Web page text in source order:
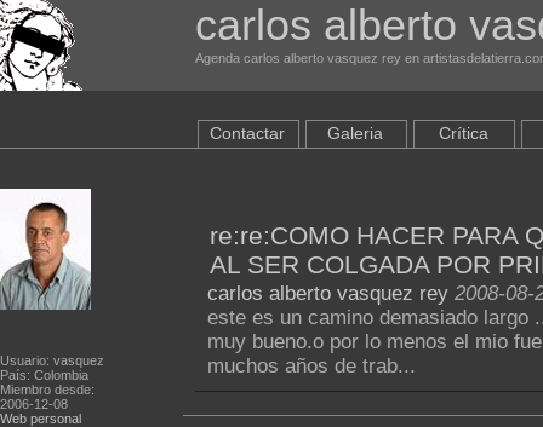
carlos alberto
Agenda carlos alberto vasquez rey en
Usuario: vasquez
País: Colombia
Miembro desde:
2006-12-08
Web personal
Contactar Galeria Crítica
re:re:COMO HACER PARA
AL SER COLGADA POR
carlos alberto vasquez rey 2008-08-
este es un camino demasiado largo
muy bueno.o por lo menos el mio
muchos años de trab...